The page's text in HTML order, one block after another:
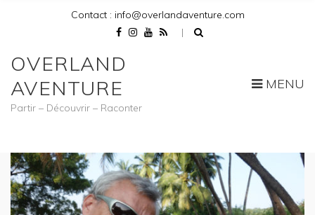
Contact : info@overlandaventure.com
OVERLAND
AVENTURE
Partir – Découvrir – Raconter
MENU